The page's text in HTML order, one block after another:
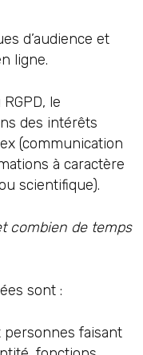
d’audience et
ligne.
le
des intérêts
(communication
à caractère
scientifique).
combien de temps
sont :
personnes faisant